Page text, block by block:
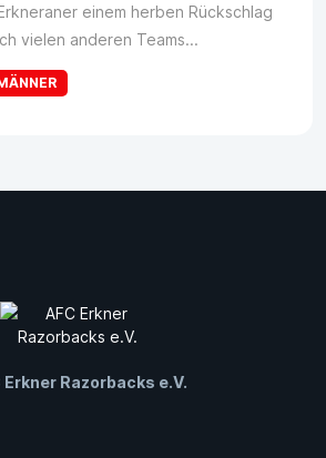
einem herben Rückschlag
vielen anderen Teams...
Erkner Razorbacks e.V.